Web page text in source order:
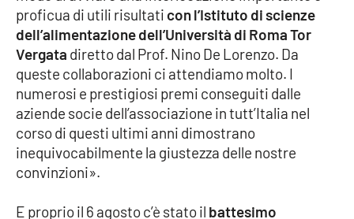
SPECIALI
Buona Sanità Calabria
LA
CALABRIAVISIONE
Destinazioni
Eventi
proficua di utili risultati con l’Istituto di scienze
dell’alimentazione dell’Università di Roma Tor
Vergata diretto dal Prof. Nino De Lorenzo. Da
queste collaborazioni ci attendiamo molto. I
numerosi e prestigiosi premi conseguiti dalle
aziende socie dell’associazione in tutt’Italia nel
corso di questi ultimi anni dimostrano
inequivocabilmente la giustezza delle nostre
convinzioni».
E proprio il 6 agosto c’è stato il battesimo